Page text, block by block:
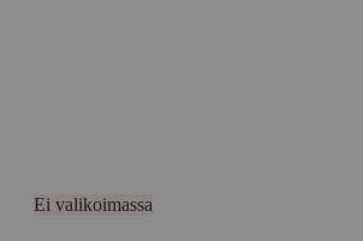
Ei valikoimassa